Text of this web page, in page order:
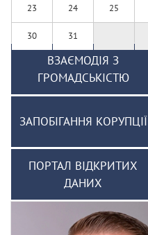
23 24 25
30 31
ВЗАЄМОДІЯ З
ГРОМАДСЬКІСТЮ
ЗАПОБІГАННЯ КОРУПЦІЇ
ПОРТАЛ ВІДКРИТИХ
ДАНИХ